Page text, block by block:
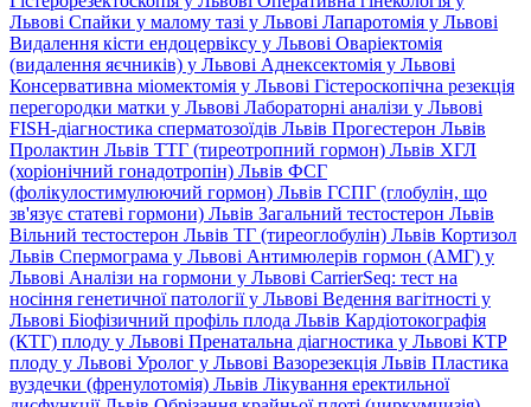
Львові Спайки у малому тазі у Львові Лапаротомія у Львові
Видалення кісти ендоцервіксу у Львові Оваріектомія
(видалення яєчників) у Львові Аднексектомія у Львові
Консервативна міомектомія у Львові Гістероскопічна резекція
перегородки матки у Львові Лабораторні аналізи у Львові
FISH-діагностика сперматозоїдів Львів Прогестерон Львів
Пролактин Львів ТТГ (тиреотропний гормон) Львів ХГЛ
(хоріонічний гонадотропін) Львів ФСГ
(фолікулостимулюючий гормон) Львів ГСПГ (глобулін, що
зв'язує статеві гормони) Львів Загальний тестостерон Львів
Вільний тестостерон Львів ТГ (тиреоглобулін) Львів Кортизол
Львів Спермограма у Львові Антимюлерів гормон (АМГ) у
Львові Аналізи на гормони у Львові CarrierSeq: тест на
носіння генетичної патології у Львові Ведення вагітності у
Львові Біофізичний профіль плода Львів Кардіотокографія
(КТГ) плоду у Львові Пренатальна діагностика у Львові КТР
плоду у Львові Уролог у Львові Вазорезекція Львів Пластика
вуздечки (френулотомія) Львів Лікування еректильної